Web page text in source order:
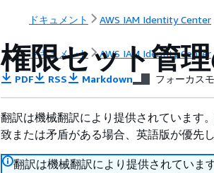
ドキュメント AWS IAM Identity Center
ドキュメント AWS IAM Identity Center
権限セット管
PDF RSS Markdown フォーカス
翻訳は機械翻訳により提供されています
致または矛盾がある場合、英語版が優先し
翻訳は機械翻訳により提供されていま